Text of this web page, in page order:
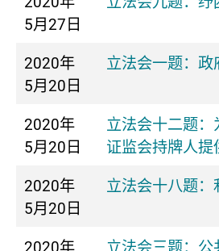
5月27日
2020年
5月20日
立法会一题：政
2020年
5月20日
立法会十二题：
证监会持牌人
2020年
5月20日
立法会十八题：
2020年 立法会三题：公